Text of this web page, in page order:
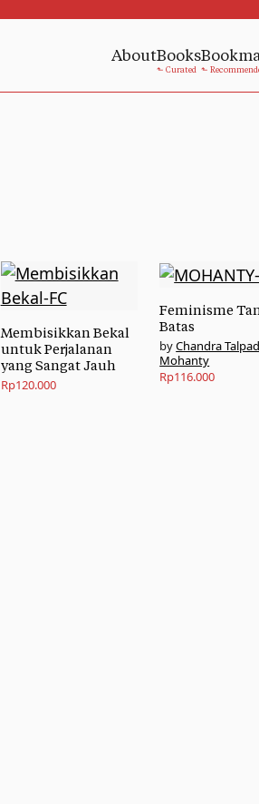
AboutBooks
Membisikkan Bekal
untuk Perjalanan
yang Sangat Jauh
Rp120.000
Feminisme
Batas
Chandra
Mohanty
Rp116.000